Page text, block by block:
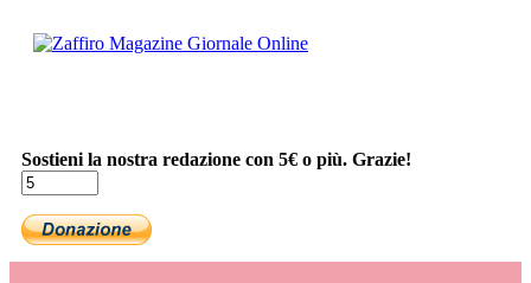
Sostieni la nostra redazione con 5€ o più. Grazie!